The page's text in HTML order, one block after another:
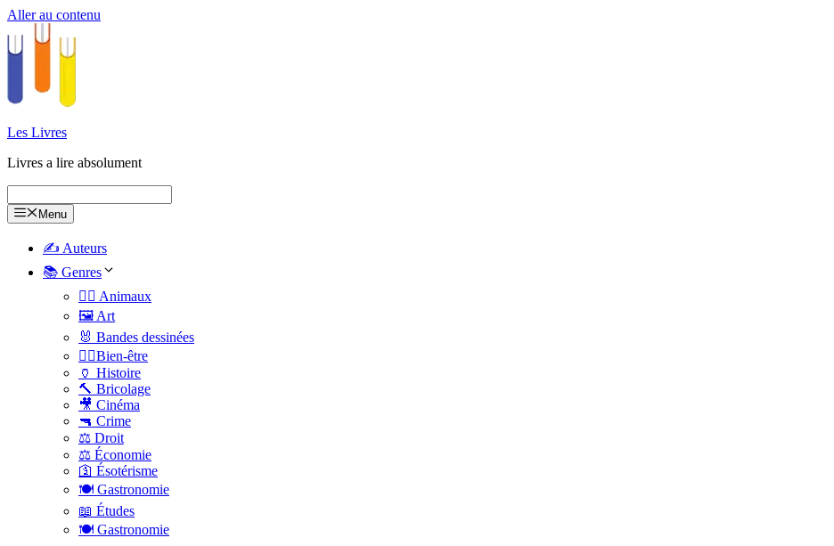
Aller au contenu
Les Livres
Livres a lire absolument
Menu
✍️ Auteurs
📚 Genres
🐕‍🦺 Animaux
🖼️ Art
🐰 Bandes dessinées
🧑‍⚕️Bien-être
🏺 Histoire
🔨 Bricolage
🎥 Cinéma
🔫 Crime
⚖️ Droit
⚖️ Économie
🛐 Ésotérisme
🍽️ Gastronomie
📖 Études
🍽️ Gastronomie